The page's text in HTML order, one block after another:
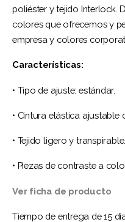
poliéster y tejido Interlock.
colores que ofrecemos y
empresa y colores
Características:
• Tipo de ajuste: estándar.
• Cintura elástica ajustable
• Tejido ligero y transpirable.
• Piezas de contraste a
Ver ficha de producto
Tiempo de entrega de 15